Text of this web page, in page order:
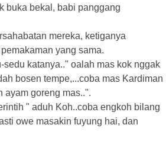
buka bekal, babi panggang
mereka, ketiganya
yang sama.
sedu katanya.." oalah mas kok nggak
bosen tempe,...coba mas Kardiman
ayam goreng mas..".
" aduh Koh..coba engkoh bilang
owe masakin fuyung hai, dan